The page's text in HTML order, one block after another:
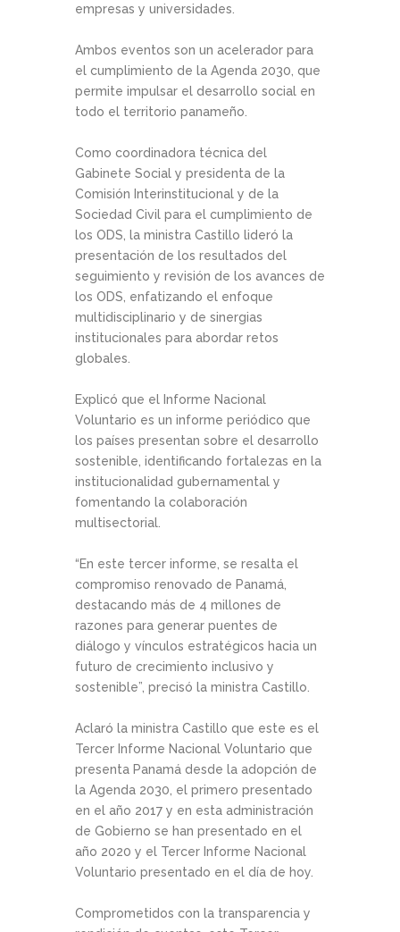
empresas y universidades.
Ambos eventos son un acelerador para
el cumplimiento de la Agenda 2030, que
permite impulsar el desarrollo social en
todo el territorio panameño.
Como coordinadora técnica del
Gabinete Social y presidenta de la
Comisión Interinstitucional y de la
Sociedad Civil para el cumplimiento de
los ODS, la ministra Castillo lideró la
presentación de los resultados del
seguimiento y revisión de los avances de
los ODS, enfatizando el enfoque
multidisciplinario y de sinergias
institucionales para abordar retos
globales.
Explicó que el Informe Nacional
Voluntario es un informe periódico que
los países presentan sobre el desarrollo
sostenible, identificando fortalezas en la
institucionalidad gubernamental y
fomentando la colaboración
multisectorial.
“En este tercer informe, se resalta el
compromiso renovado de Panamá,
destacando más de 4 millones de
razones para generar puentes de
diálogo y vínculos estratégicos hacia un
futuro de crecimiento inclusivo y
sostenible”, precisó la ministra Castillo.
Aclaró la ministra Castillo que este es el
Tercer Informe Nacional Voluntario que
presenta Panamá desde la adopción de
la Agenda 2030, el primero presentado
en el año 2017 y en esta administración
de Gobierno se han presentado en el
año 2020 y el Tercer Informe Nacional
Voluntario presentado en el día de hoy.
Comprometidos con la transparencia y